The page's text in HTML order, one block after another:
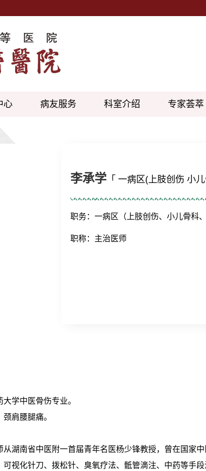
心 病友服务 科室介绍 专家荟萃
李承学 「 一病区(上肢创伤 小
职务：一病区（上肢创伤、小儿骨科
职称：主治医师
学中医骨伤专业。
肩腰腿痛。
湖南省中医附一首届青年名医杨少锋教授，曾在国
视化针刀、拨松针、臭氧疗法、骶管滴注、中药等手